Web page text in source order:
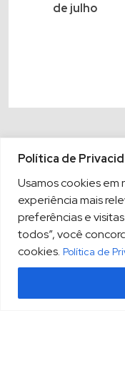
Política de
Usamos cookies em
experiência mais
preferências e
todos”, você
cookies. Política de
de julho